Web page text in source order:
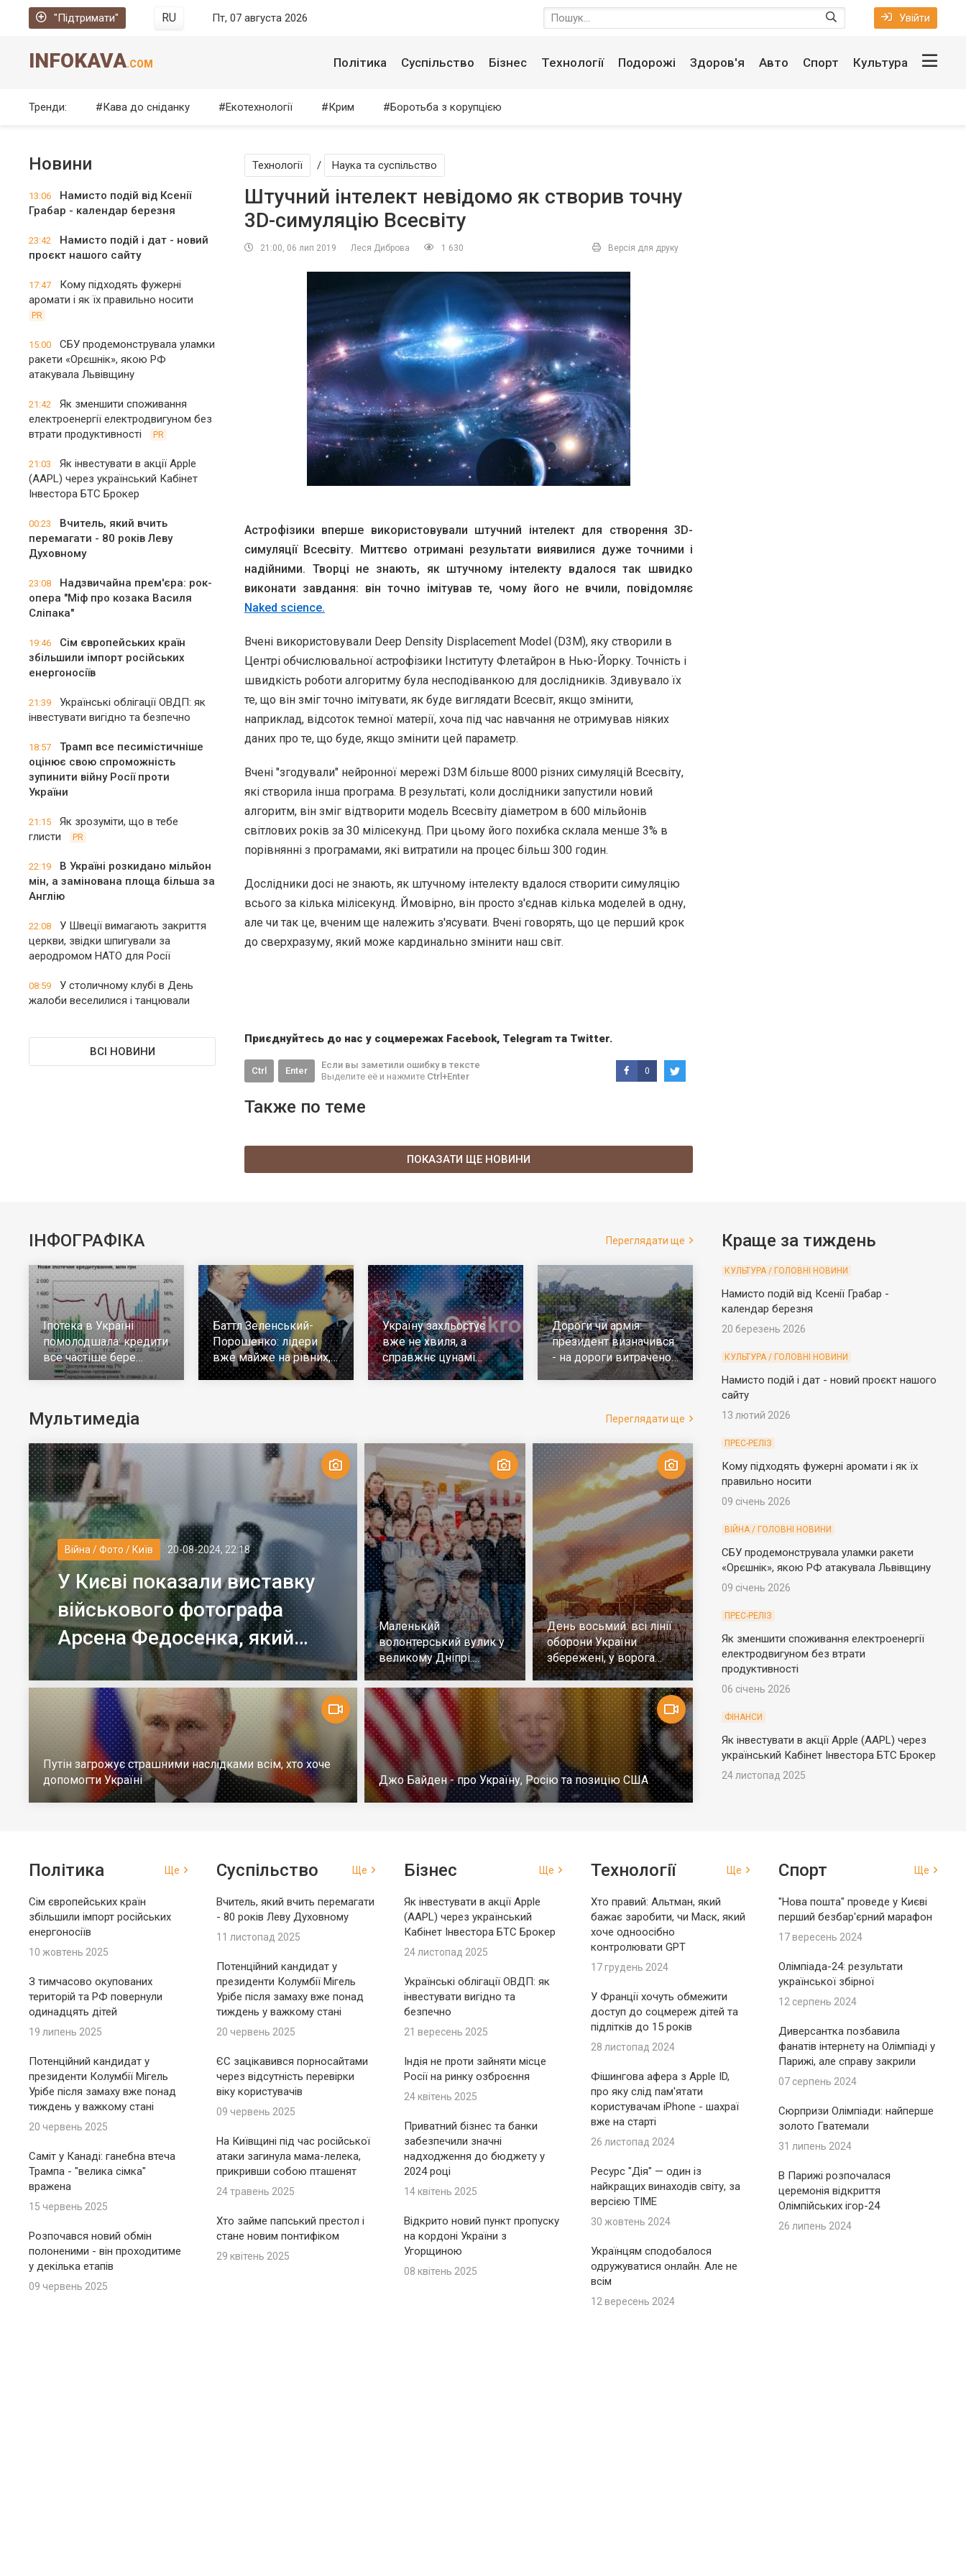
"Підтримати" RU Пт, 07 августа 2026 Увійти
INFOKAVA.COM Політика Суспільство Бізнес Технології Подорожі Здоров'я Авто Спорт Культура
Тренди: Кава до сніданку Екотехнології Крим Боротьба з корупцією
Новини
13:06
Намисто подій від Ксенії
Грабар - календар березня
23:42
Намисто подій і дат - новий
проєкт нашого сайту
17:47
Кому підходять фужерні
аромати і як їх правильно носити
PR
15:00
СБУ продемонструвала уламки
ракети «Орєшнік», якою РФ
атакувала Львівщину
21:42
Як зменшити споживання
електроенергії електродвигуном без
втрати продуктивності
PR
21:03
Як інвестувати в акції Apple
(AAPL) через український Кабінет
Інвестора БТС Брокер
00:23
Вчитель, який вчить
перемагати - 80 років Леву
Духовному
23:08
Надзвичайна прем'єра: рок-
опера "Міф про козака Василя
Сліпака"
19:46
Сім європейських країн
збільшили імпорт російських
енергоносіїв
21:39
Українські облігації ОВДП: як
інвестувати вигідно та безпечно
18:57
Трамп все песимістичніше
оцінює свою спроможність
зупинити війну Росії проти
України
21:15
Як зрозуміти, що в тебе
глисти
PR
22:19
В Україні розкидано мільйон
мін, а замінована площа більша за
Англію
22:08
У Швеції вимагають закриття
церкви, звідки шпигували за
аеродромом НАТО для Росії
08:59
У столичному клубі в День
жалоби веселилися і танцювали
ВСІ НОВИНИ
Технології / Наука та суспільство
Штучний інтелект невідомо як створив точну
3D-симуляцію Всесвіту
21:00, 06 лип 2019 Леся Диброва 1 630 Версія для друку
Астрофізики вперше використовували штучний інтелект для створення 3D-
симуляції Всесвіту. Миттєво отримані результати виявилися дуже точними і
надійними. Творці не знають, як штучному інтелекту вдалося так швидко
виконати завдання: він точно імітував те, чому його не вчили, повідомляє
Naked science.
Вчені використовували Deep Density Displacement Model (D3M), яку створили в
Центрі обчислювальної астрофізики Інституту Флетайрон в Нью-Йорку. Точність і
швидкість роботи алгоритму була несподіванкою для дослідників. Здивувало їх
те, що він зміг точно імітувати, як буде виглядати Всесвіт, якщо змінити,
наприклад, відсоток темної матерії, хоча під час навчання не отримував ніяких
даних про те, що буде, якщо змінити цей параметр.
Вчені "згодували" нейронної мережі D3M більше 8000 різних симуляцій Всесвіту,
які створила інша програма. В результаті, коли дослідники запустили новий
алгоритм, він зміг відтворити модель Всесвіту діаметром в 600 мільйонів
світлових років за 30 мілісекунд. При цьому його похибка склала менше 3% в
порівнянні з програмами, які витратили на процес більш 300 годин.
Дослідники досі не знають, як штучному інтелекту вдалося створити симуляцію
всього за кілька мілісекунд. Ймовірно, він просто з'єднав кілька моделей в одну,
але чи так це, вченим ще належить з'ясувати. Вчені говорять, що це перший крок
до сверхразуму, який може кардинально змінити наш світ.
Приєднуйтесь до нас у соцмережах Facebook, Telegram та Twitter.
Ctrl Enter
Если вы заметили ошибку в тексте
Выделите её и нажмите Ctrl+Enter 0
Также по теме
ПОКАЗАТИ ЩЕ НОВИНИ
ІНФОГРАФІКА Переглядати ще
Іпотека в Україні
помолодшала: кредити
все частіше бере
молодь до 30 років
Баттл Зеленський-
Порошенко: лідери
вже майже на рівних,
але багато тих, хто не
Україну захльостує
вже не хвиля, а
справжнє цунамі
ковіда. Що робити
Дороги чи армія:
президент визначився
- на дороги витрачено
у 10 разів більше
Мультимедіа Переглядати ще
Війна / Фото / Київ 20-08-2024, 22:18
У Києві показали виставку
військового фотографа
Арсена Федосенка, який
загинув на війні
Маленький
волонтерський вулик у
великому Дніпрі.
Репортаж
День восьмий: всі лінії
оборони України
збережені, у ворога
немає успіху
Путін загрожує страшними наслідками всім, хто хоче
допомогти Україні
Джо Байден - про Україну, Росію та позицію США
Краще за тиждень
КУЛЬТУРА / ГОЛОВНІ НОВИНИ
Намисто подій від Ксенії Грабар -
календар березня
20 березень 2026
КУЛЬТУРА / ГОЛОВНІ НОВИНИ
Намисто подій і дат - новий проєкт нашого
сайту
13 лютий 2026
ПРЕС-РЕЛІЗ
Кому підходять фужерні аромати і як їх
правильно носити
09 січень 2026
ВІЙНА / ГОЛОВНІ НОВИНИ
СБУ продемонструвала уламки ракети
«Орєшнік», якою РФ атакувала Львівщину
09 січень 2026
ПРЕС-РЕЛІЗ
Як зменшити споживання електроенергії
електродвигуном без втрати
продуктивності
06 січень 2026
ФІНАНСИ
Як інвестувати в акції Apple (AAPL) через
український Кабінет Інвестора БТС Брокер
24 листопад 2025
Політика Ще
Сім європейських країн
збільшили імпорт російських
енергоносіїв
10 жовтень 2025
З тимчасово окупованих
територій та РФ повернули
одинадцять дітей
19 липень 2025
Потенційний кандидат у
президенти Колумбії Мігель
Урібе після замаху вже понад
тиждень у важкому стані
20 червень 2025
Саміт у Канаді: ганебна втеча
Трампа - "велика сімка"
вражена
15 червень 2025
Розпочався новий обмін
полоненими - він проходитиме
у декілька етапів
09 червень 2025
Суспільство Ще
Вчитель, який вчить перемагати
- 80 років Леву Духовному
11 листопад 2025
Потенційний кандидат у
президенти Колумбії Мігель
Урібе після замаху вже понад
тиждень у важкому стані
20 червень 2025
ЄС зацікавився порносайтами
через відсутність перевірки
віку користувачів
09 червень 2025
На Київщині під час російської
атаки загинула мама-лелека,
прикривши собою пташенят
24 травень 2025
Хто займе папський престол і
стане новим понтифіком
29 квітень 2025
Бізнес Ще
Як інвестувати в акції Apple
(AAPL) через український
Кабінет Інвестора БТС Брокер
24 листопад 2025
Українські облігації ОВДП: як
інвестувати вигідно та
безпечно
21 вересень 2025
Індія не проти зайняти місце
Росії на ринку озброєння
24 квітень 2025
Приватний бізнес та банки
забезпечили значні
надходження до бюджету у
2024 році
14 квітень 2025
Відкрито новий пункт пропуску
на кордоні України з
Угорщиною
08 квітень 2025
Технології Ще
Хто правий: Альтман, який
бажає заробити, чи Маск, який
хоче одноосібно
контролювати GPT
17 грудень 2024
У Франції хочуть обмежити
доступ до соцмереж дітей та
підлітків до 15 років
28 листопад 2024
Фішингова афера з Apple ID,
про яку слід пам'ятати
користувачам iPhone - шахраї
вже на старті
26 листопад 2024
Ресурс "Дія" — один із
найкращих винаходів світу, за
версією TIME
30 жовтень 2024
Українцям сподобалося
одружуватися онлайн. Але не
всім
12 вересень 2024
Спорт Ще
"Нова пошта" проведе у Києві
перший безбар'єрний марафон
17 вересень 2024
Олімпіада-24: результати
української збірної
12 серпень 2024
Диверсантка позбавила
фанатів інтернету на Олімпіаді у
Парижі, але справу закрили
07 серпень 2024
Сюрпризи Олімпіади: найперше
золото Гватемали
31 липень 2024
В Парижі розпочалася
церемонія відкриття
Олімпійських ігор-24
26 липень 2024